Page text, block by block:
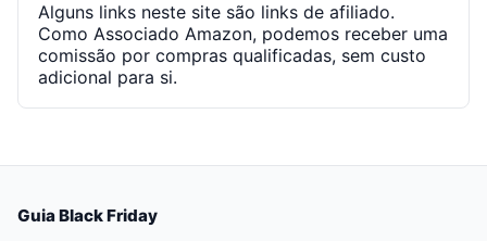
Alguns links neste site são links de afiliado.
Como Associado Amazon, podemos receber uma
comissão por compras qualificadas, sem custo
adicional para si.
Guia Black Friday